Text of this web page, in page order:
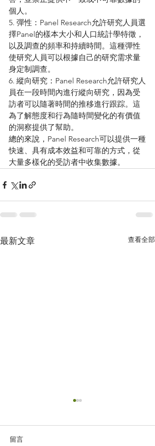
個人。
5. 彈性：Panel Research允許研究人員選
擇Panel的樣本大小和人口統計學特徵，
以及調查的頻率和持續時間。這種彈性
使研究人員可以根據自己的研究需求量
身定制調查。
6. 縱向研究：Panel Research允許研究人
員在一段時間內進行縱向研究，因為受
訪者可以隨著時間的推移進行跟踪。這
為了解態度和行為隨時間變化的有價值
的洞察提供了幫助。
總的來說，Panel Research可以提供一種
快速、具有成本效益和可靠的方式，從
大量多樣化的受訪者中收集數據。
最新文章 查看全部
留言